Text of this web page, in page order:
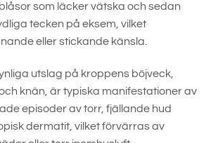
som läcker vätska och sedan
tecken på eksem, vilket
eller stickande känsla.
utslag på kroppens böjveck,
knän, är typiska manifestationer av
episoder av torr, fjällande hud
dermatit, vilket förvärras av